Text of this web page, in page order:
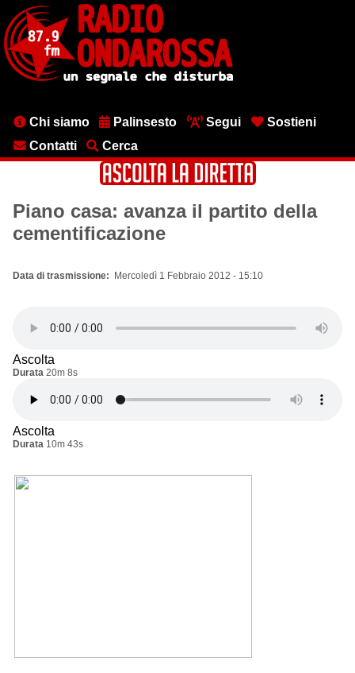
contenuto
principale
MenuChi siamo Palinsesto Segui
Sostieni
Contatti
Cerca
Piano casa: avanza il partito della
cementificazione
Data di trasmissione Mercoledì 1 Febbraio 2012 - 15:10
Ascolta
Durata 20m 8s
Ascolta
Durata 10m 43s